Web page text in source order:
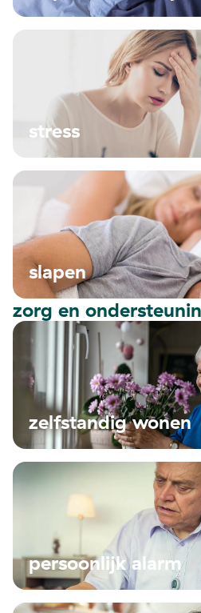
stress
slapen
zorg en
zelfstandig wonen
persoonlijk alarm